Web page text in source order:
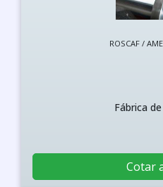
ROSCAF /
Fábrica
Cotar